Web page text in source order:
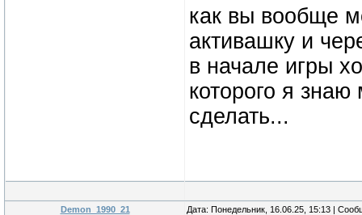
как вы вообще
активашку и
в начале игры
которого я
сделать...
Demon_1990_21 Дата: Понедельник, 16.06.25, 15:13 |